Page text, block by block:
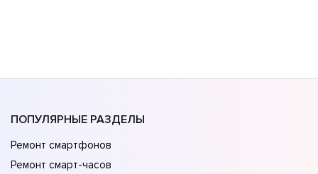
ПОПУЛЯРНЫЕ РАЗДЕЛЫ
Ремонт смартфонов
Ремонт смарт-часов